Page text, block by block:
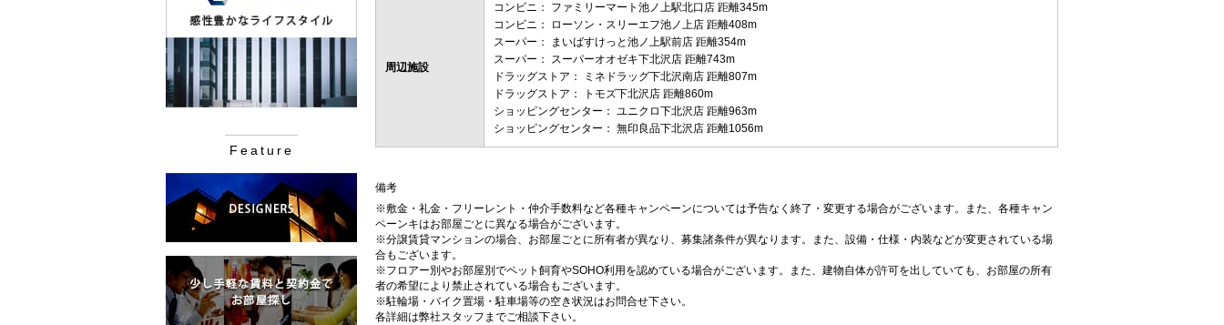
周辺施設
コンビニ： ファミリーマート池ノ上駅北口店 距離345m
コンビニ： ローソン・スリーエフ池ノ上店 距離408m
スーパー： まいばすけっと池ノ上駅前店 距離354m
スーパー： スーパーオオゼキ下北沢店 距離743m
ドラッグストア： ミネドラッグ下北沢南店 距離807m
ドラッグストア： トモズ下北沢店 距離860m
ショッピングセンター： ユニクロ下北沢店 距離963m
ショッピングセンター： 無印良品下北沢店 距離1056m
備考
※敷金・礼金・フリーレント・仲介手数料など各種キャンペーンについては予告なく終了・変更する場合がございます。また、各種キャン
ペーンキはお部屋ごとに異なる場合がございます。
※分譲賃貸マンションの場合、お部屋ごとに所有者が異なり、募集諸条件が異なります。また、設備・仕様・内装などが変更されている場
合もございます。
※フロアー別やお部屋別でペット飼育やSOHO利用を認めている場合がございます。また、建物自体が許可を出していても、お部屋の所有
者の希望により禁止されている場合もございます。
※駐輪場・バイク置場・駐車場等の空き状況はお問合せ下さい。
各詳細は弊社スタッフまでご相談下さい。
Feature